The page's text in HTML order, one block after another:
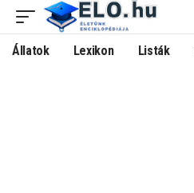
Állatok Lexikon Listák